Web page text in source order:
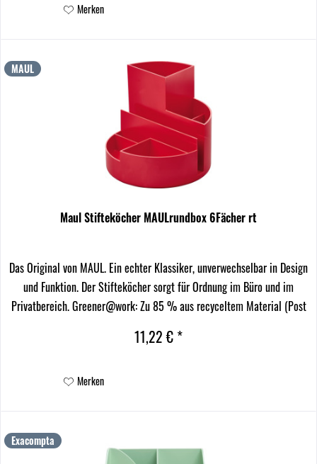
Merken
MAUL
Maul Stifteköcher MAULrundbox 6Fächer rt
Das Original von MAUL. Ein echter Klassiker, unverwechselbar in Design
und Funktion. Der Stifteköcher sorgt für Ordnung im Büro und im
Privatbereich. Greener@work: Zu 85 % aus recyceltem Material (Post
11,22 € *
Merken
Exacompta